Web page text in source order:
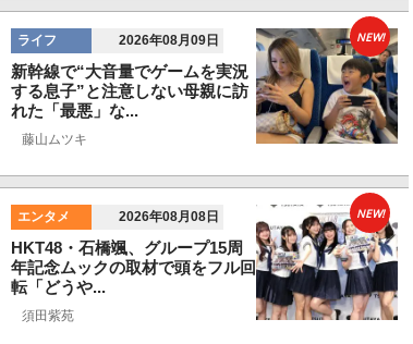
ライフ 2026年08月09日
新幹線で“大音量でゲームを実況
する息子”と注意しない母親に訪
れた「最悪」な...
藤山ムツキ
NEW!
エンタメ 2026年08月08日
HKT48・石橋颯、グループ15周
年記念ムックの取材で頭をフル回
転「どうや...
須田紫苑
NEW!